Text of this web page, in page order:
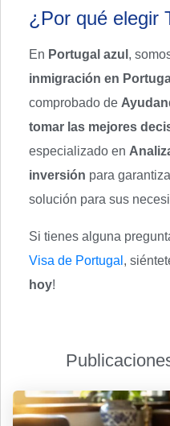
¿Por qué elegir
En Portugal azul ,
inmigración en
comprobado de
tomar las mejores
especializado en
inversión para
solución para sus
Si tienes alguna
Visa de Portugal ,
hoy!